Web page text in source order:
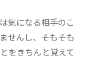
気になる相手のこ
せんし、そもそも
をきちんと覚えて